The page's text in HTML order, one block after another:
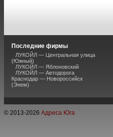
Последние фирмы
ЛУКОЙЛ — Центральная улица
(Южный)
ЛУКОЙЛ — Яблоновский
ЛУКОЙЛ — Автодорога
Краснодар — Новороссийск
(Энем)
© 2013-2026 Адреса Юга